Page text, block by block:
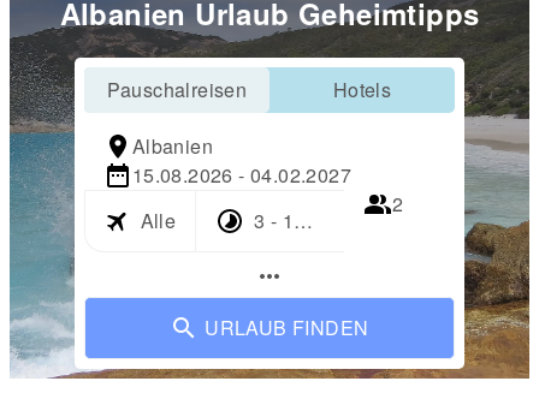
Albanien Urlaub Geheimtipps
Pauschalreisen Hotels
Albanien
15.08.2026 - 04.02.2027
Alle
3 - 17 Tage
2
more_horiz
URLAUB FINDEN